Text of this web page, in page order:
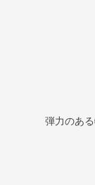
弾力のあ